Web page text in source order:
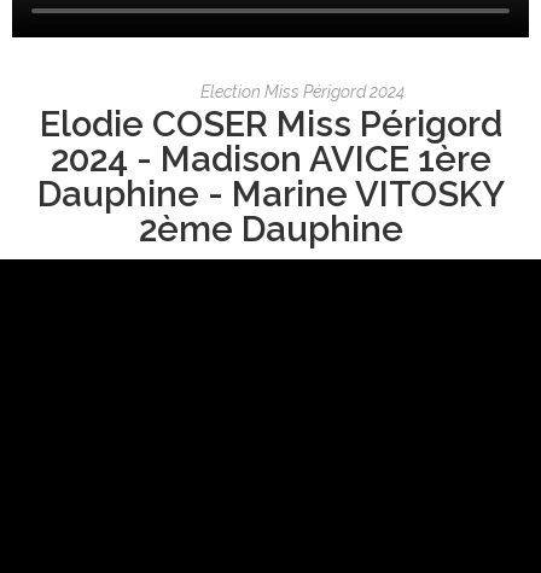
Election Miss Périgord 2024
Elodie COSER Miss Périgord
2024 - Madison AVICE 1ère
Dauphine - Marine VITOSKY
2ème Dauphine